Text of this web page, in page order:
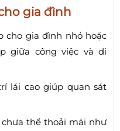
gia đình
cho gia đình nhỏ hoặc
giữa công việc và di
lái cao giúp quan sát
chưa thể thoải mái như